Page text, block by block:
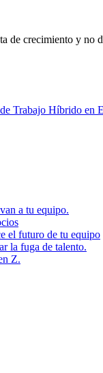
de crecimiento y no
Trabajo Híbrido en
a tu equipo.
el futuro de tu equipo
la fuga de talento.
Z.